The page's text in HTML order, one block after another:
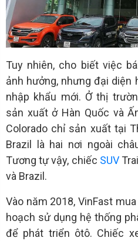
Tuy nhiên, cho biết việc
ảnh hưởng, nhưng đại diện
nhập khẩu mới. Ở thị
sản xuất ở Hàn Quốc và
Colorado chỉ sản xuất tại
Brazil là hai nơi ngoài
Tương tự vậy, chiếc SUV
và Brazil.
Vào năm 2018, VinFast
hoạch sử dụng hệ thống
để phát triển ôtô. Chiếc